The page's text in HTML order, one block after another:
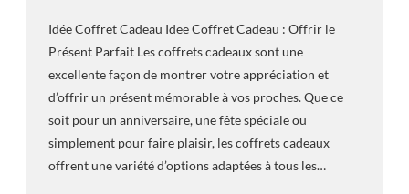
Idée Coffret Cadeau Idee Coffret Cadeau : Offrir le
Présent Parfait Les coffrets cadeaux sont une
excellente façon de montrer votre appréciation et
d’offrir un présent mémorable à vos proches. Que ce
soit pour un anniversaire, une fête spéciale ou
simplement pour faire plaisir, les coffrets cadeaux
offrent une variété d’options adaptées à tous les…